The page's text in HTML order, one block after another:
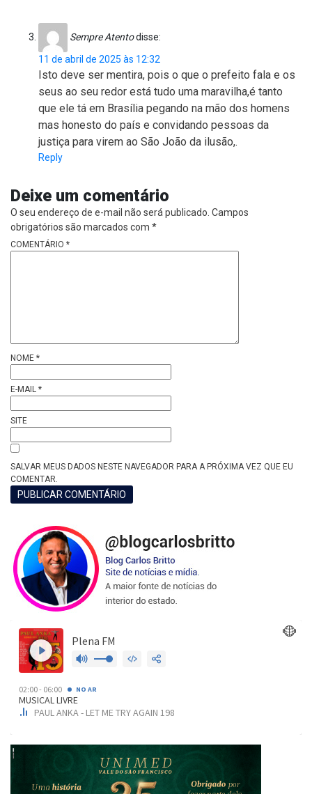
Sempre Atentodisse:
11 de abril de 2025 às 12:32
Isto deve ser mentira, pois o que o prefeito fala e os
seus ao seu redor está tudo uma maravilha,é tanto
que ele tá em Brasília pegando na mão dos homens
mas honesto do país e convidando pessoas da
justiça para virem ao São João da ilusão,.
Reply
Deixe um comentário
O seu endereço de e-mail não será publicado. Campos
obrigatórios são marcados com *
COMENTÁRIO *
NOME *
E-MAIL *
SITE
SALVAR MEUS DADOS NESTE NAVEGADOR PARA A PRÓXIMA VEZ QUE EU
COMENTAR.